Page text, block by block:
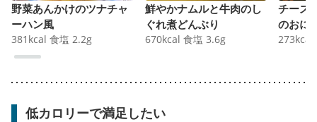
野菜あんかけのツナチャ
ーハン風
381 kcal 食塩 2.2g
鮮やかナムルと牛肉のし
ぐれ煮どんぶり
670kcal 食塩 3.6g
チーズ
のおに
273kcal
低カロリーで満足したい